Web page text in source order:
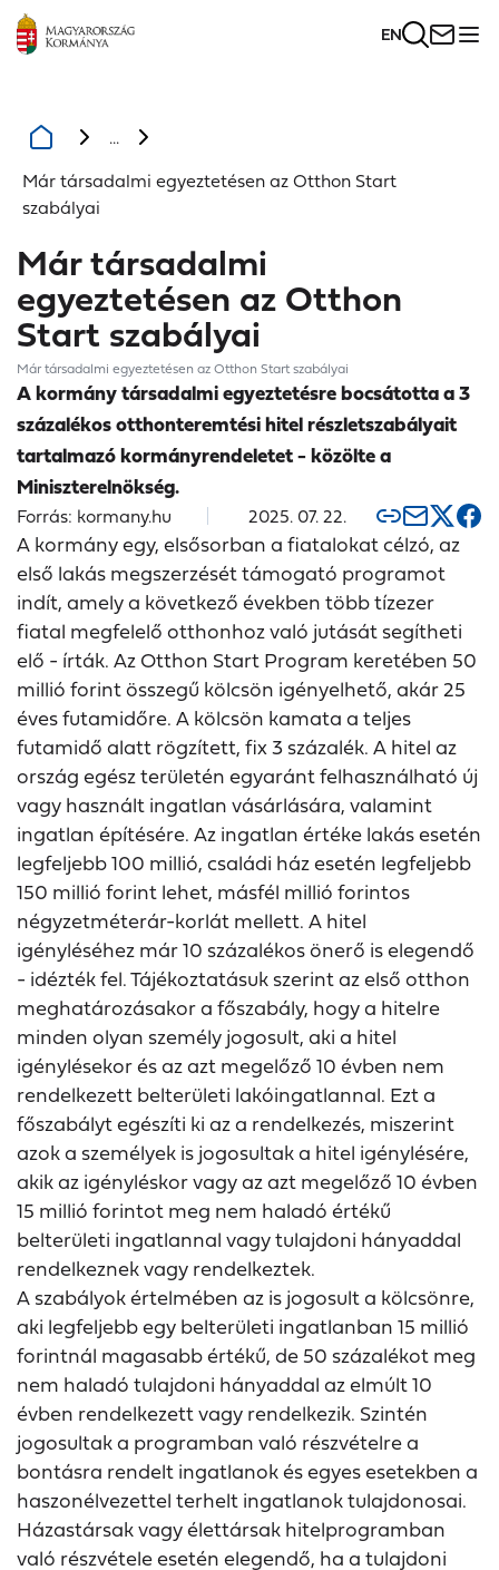
EN
...
Már társadalmi egyeztetésen az Otthon Start
szabályai
Már társadalmi
egyeztetésen az Otthon
Start szabályai
Már társadalmi egyeztetésen az Otthon Start szabályai
A kormány társadalmi egyeztetésre bocsátotta a 3
százalékos otthonteremtési hitel részletszabályait
tartalmazó kormányrendeletet - közölte a
Miniszterelnökség.
Forrás: kormany.hu 2025. 07. 22.
A kormány egy, elsősorban a fiatalokat célzó, az
első lakás megszerzését támogató programot
indít, amely a következő években több tízezer
fiatal megfelelő otthonhoz való jutását segítheti
elő - írták. Az Otthon Start Program keretében 50
millió forint összegű kölcsön igényelhető, akár 25
éves futamidőre. A kölcsön kamata a teljes
futamidő alatt rögzített, fix 3 százalék. A hitel az
ország egész területén egyaránt felhasználható új
vagy használt ingatlan vásárlására, valamint
ingatlan építésére. Az ingatlan értéke lakás esetén
legfeljebb 100 millió, családi ház esetén legfeljebb
150 millió forint lehet, másfél millió forintos
négyzetméterár-korlát mellett. A hitel
igényléséhez már 10 százalékos önerő is elegendő
- idézték fel. Tájékoztatásuk szerint az első otthon
meghatározásakor a főszabály, hogy a hitelre
minden olyan személy jogosult, aki a hitel
igénylésekor és az azt megelőző 10 évben nem
rendelkezett belterületi lakóingatlannal. Ezt a
főszabályt egészíti ki az a rendelkezés, miszerint
azok a személyek is jogosultak a hitel igénylésére,
akik az igényléskor vagy az azt megelőző 10 évben
15 millió forintot meg nem haladó értékű
belterületi ingatlannal vagy tulajdoni hányaddal
rendelkeznek vagy rendelkeztek.
A szabályok értelmében az is jogosult a kölcsönre,
aki legfeljebb egy belterületi ingatlanban 15 millió
forintnál magasabb értékű, de 50 százalékot meg
nem haladó tulajdoni hányaddal az elmúlt 10
évben rendelkezett vagy rendelkezik. Szintén
jogosultak a programban való részvételre a
bontásra rendelt ingatlanok és egyes esetekben a
haszonélvezettel terhelt ingatlanok tulajdonosai.
Házastársak vagy élettársak hitelprogramban
való részvétele esetén elegendő, ha a tulajdoni